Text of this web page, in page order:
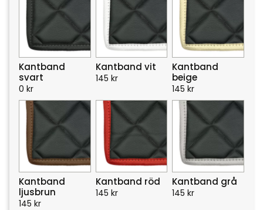
Kantband
svart
0 kr
Kantband vit
145 kr
Kantband
beige
145 kr
Kantband
ljusbrun
145 kr
Kantband röd
145 kr
Kantband grå
145 kr